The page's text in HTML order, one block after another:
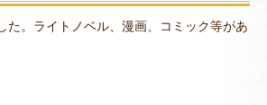
た。ライトノベル、漫画、コミック等があ